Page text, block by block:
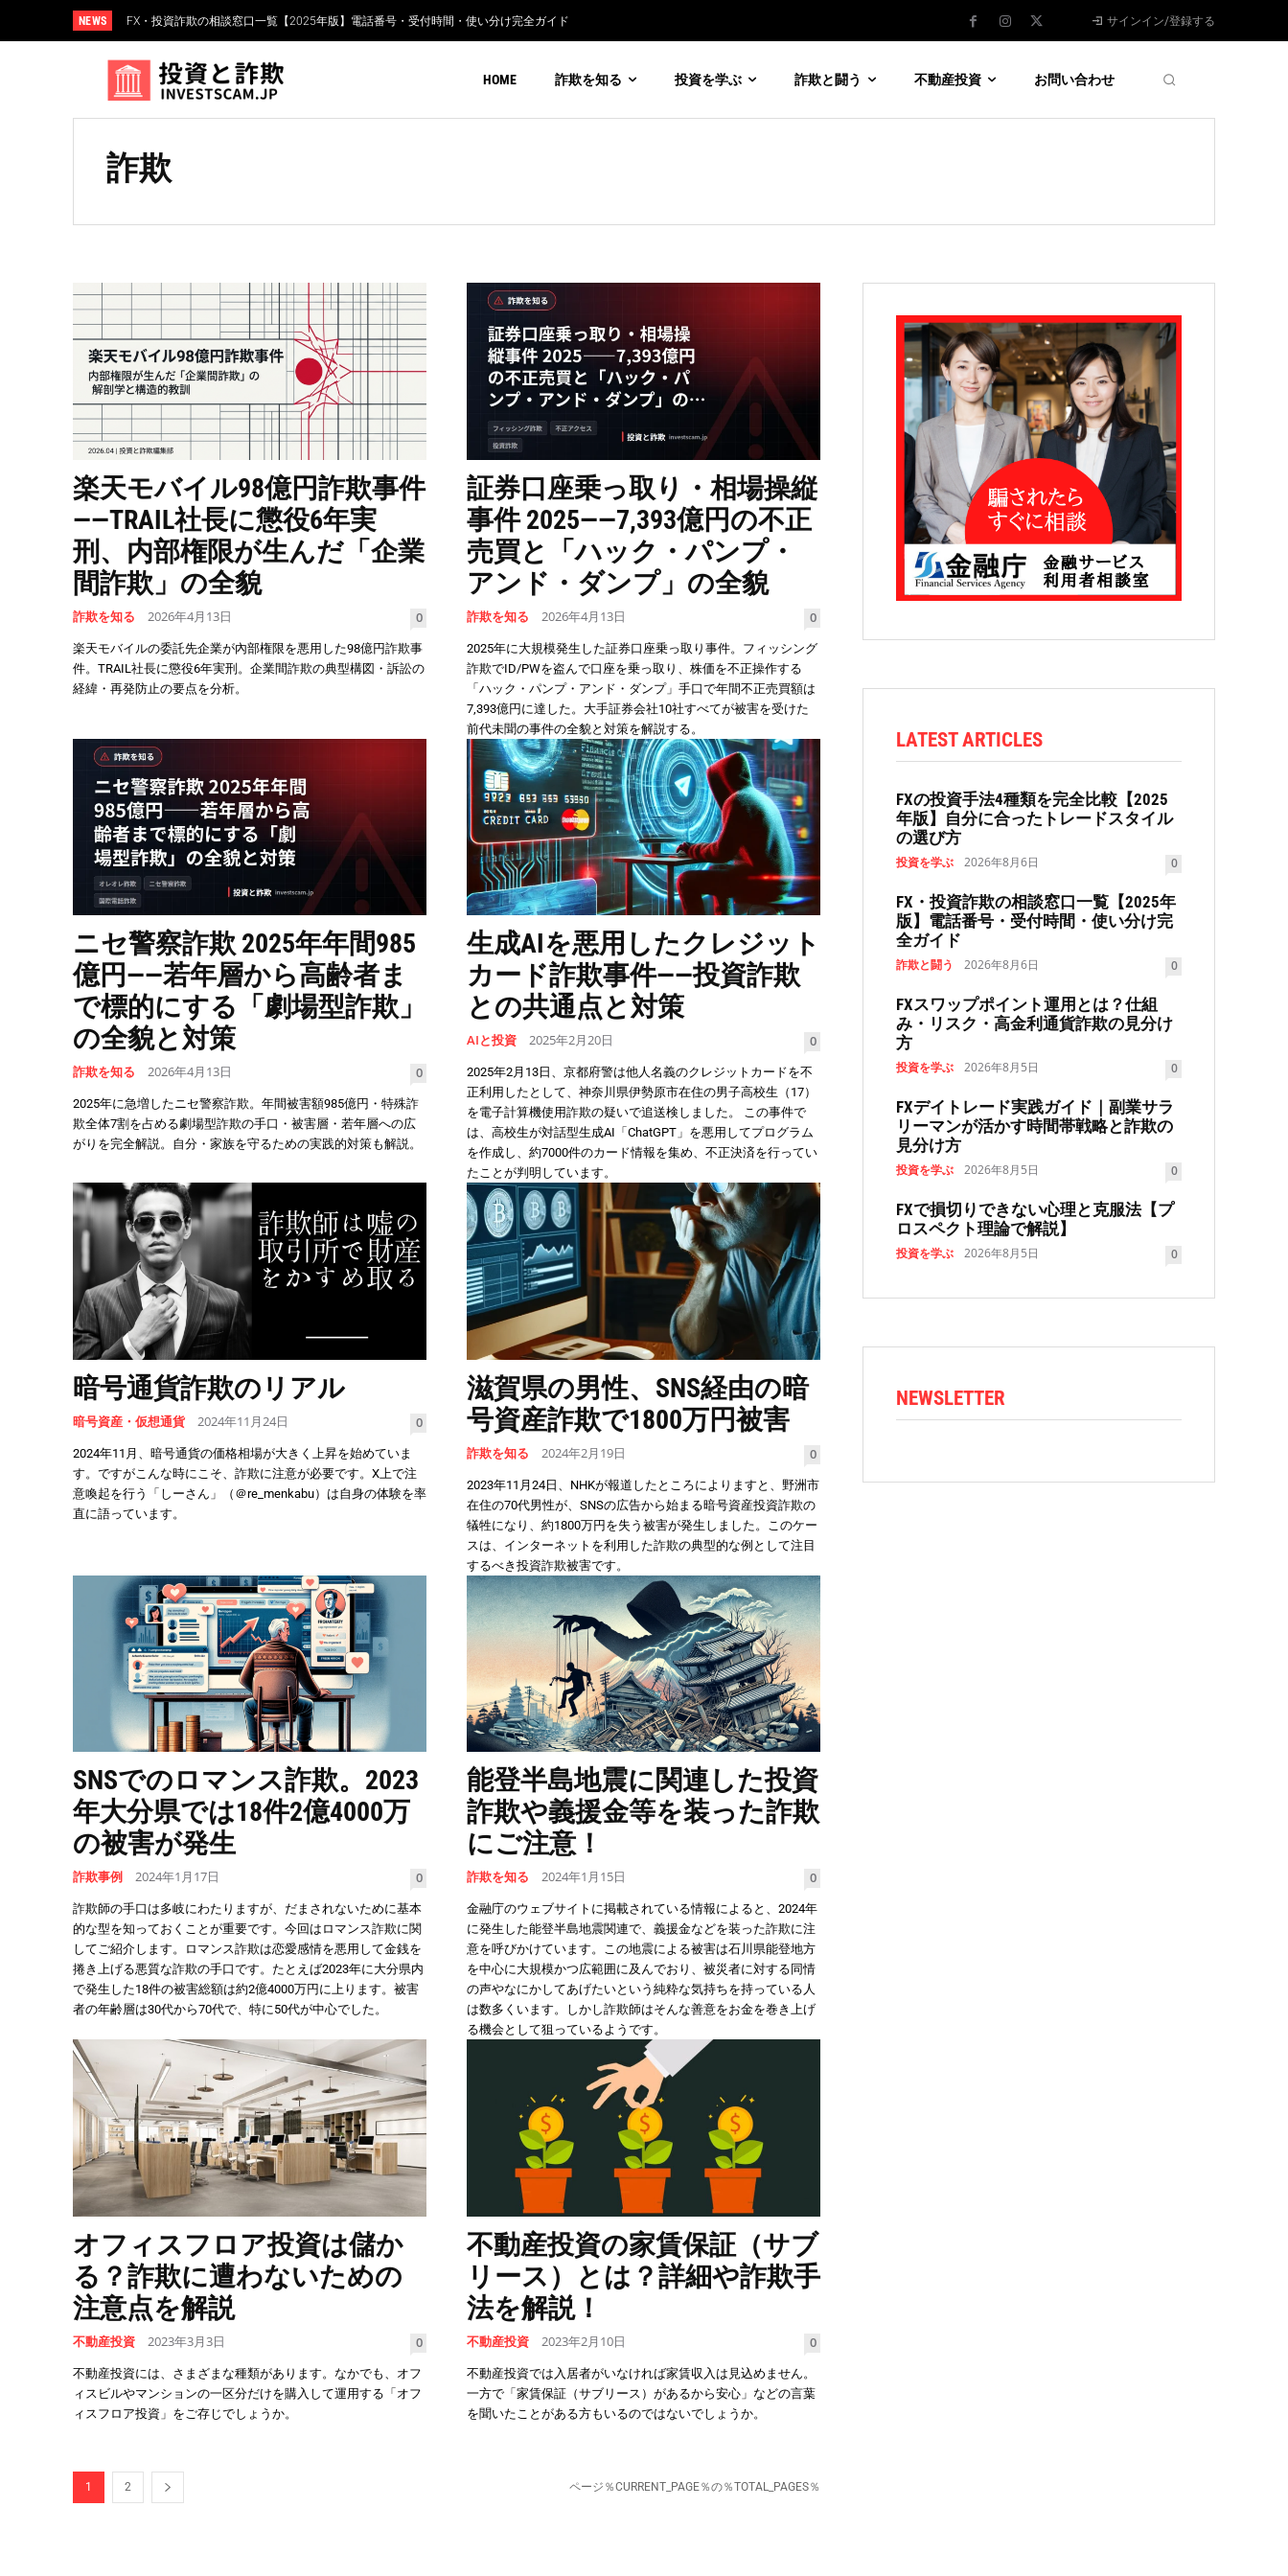
NEWS FX・投資詐欺の相談窓口一覧【2025年版】電話番号・受付時間・使い分け完全ガイド サインイン/登録する
HOME 詐欺を知る 投資を学ぶ 詐欺と闘う 不動産投資 お問い合わせ
詐欺
楽天モバイル98億円詐欺事件
——TRAIL社長に懲役6年実
刑、内部権限が生んだ「企業
間詐欺」の全貌
詐欺を知る 2026年4月13日 0
楽天モバイルの委託先企業が內部権限を悪用した98億円詐欺事
件。TRAIL社長に懲役6年実刑。企業間詐欺の典型構図・訴訟の
経緯・再発防止の要点を分析。
証券口座乗っ取り・相場操縦
事件 2025——7,393億円の不正
売買と「ハック・パンプ・
アンド・ダンプ」の全貌
詐欺を知る 2026年4月13日 0
2025年に大規模発生した証券口座乗っ取り事件。フィッシング
詐欺でID/PWを盗んで口座を乗っ取り、株価を不正操作する
「ハック・パンプ・アンド・ダンプ」手口で年間不正売買額は
7,393億円に達した。大手証券会社10社すべてが被害を受けた
前代未聞の事件の全貌と対策を解説する。
ニセ警察詐欺 2025年年間985
億円——若年層から高齢者ま
で標的にする「劇場型詐欺」
の全貌と対策
詐欺を知る 2026年4月13日 0
2025年に急増したニセ警察詐欺。年間被害額985億円・特殊詐
欺全体7割を占める劇場型詐欺の手口・被害層・若年層への広
がりを完全解説。自分・家族を守るための実践的対策も解説。
生成AIを悪用したクレジット
カード詐欺事件——投資詐欺
との共通点と対策
AIと投資 2025年2月20日 0
2025年2月13日、京都府警は他人名義のクレジットカードを不
正利用したとして、神奈川県伊勢原市在住の男子高校生（17）
を電子計算機使用詐欺の疑いで追送検しました。 この事件で
は、高校生が対話型生成AI「ChatGPT」を悪用してプログラム
を作成し、約7000件のカード情報を集め、不正決済を行ってい
たことが判明しています。
暗号通貨詐欺のリアル
暗号資産・仮想通貨 2024年11月24日 0
2024年11月、暗号通貨の価格相場が大きく上昇を始めていま
す。ですがこんな時にこそ、詐欺に注意が必要です。X上で注
意喚起を行う「しーさん」（＠re_menkabu）は自身の体験を率
直に語っています。
滋賀県の男性、SNS経由の暗
号資産詐欺で1800万円被害
詐欺を知る 2024年2月19日 0
2023年11月24日、NHKが報道したところによりますと、野洲市
在住の70代男性が、SNSの広告から始まる暗号資産投資詐欺の
犠牲になり、約1800万円を失う被害が発生しました。このケー
スは、インターネットを利用した詐欺の典型的な例として注目
するべき投資詐欺被害です。
SNSでのロマンス詐欺。2023
年大分県では18件2億4000万
の被害が発生
詐欺事例 2024年1月17日 0
詐欺師の手口は多岐にわたりますが、だまされないために基本
的な型を知っておくことが重要です。今回はロマンス詐欺に関
してご紹介します。ロマンス詐欺は恋愛感情を悪用して金銭を
捲き上げる悪質な詐欺の手口です。たとえば2023年に大分県内
で発生した18件の被害総額は約2億4000万円に上ります。被害
者の年齢層は30代から70代で、特に50代が中心でした。
能登半島地震に関連した投資
詐欺や義援金等を装った詐欺
にご注意！
詐欺を知る 2024年1月15日 0
金融庁のウェブサイトに掲載されている情報によると、2024年
に発生した能登半島地震関連で、義援金などを装った詐欺に注
意を呼びかけています。この地震による被害は石川県能登地方
を中心に大規模かつ広範囲に及んでおり、被災者に対する同情
の声やなにかしてあげたいという純粋な気持ちを持っている人
は数多くいます。しかし詐欺師はそんな善意をお金を巻き上げ
る機会として狙っているようです。
オフィスフロア投資は儲か
る？詐欺に遭わないための
注意点を解説
不動産投資 2023年3月3日 0
不動産投資には、さまざまな種類があります。なかでも、オフ
ィスビルやマンションの一区分だけを購入して運用する「オフ
ィスフロア投資」をご存じでしょうか。
不動産投資の家賃保証（サブ
リース）とは？詳細や詐欺手
法を解説！
不動産投資 2023年2月10日 0
不動産投資では入居者がいなければ家賃収入は見込めません。
一方で「家賃保証（サブリース）があるから安心」などの言葉
を聞いたことがある方もいるのではないでしょうか。
1 2 ページ％CURRENT_PAGE％の％TOTAL_PAGES％
LATEST ARTICLES
FXの投資手法4種類を完全比較【2025
年版】自分に合ったトレードスタイル
の選び方
投資を学ぶ 2026年8月6日 0
FX・投資詐欺の相談窓口一覧【2025年
版】電話番号・受付時間・使い分け完
全ガイド
詐欺と闘う 2026年8月6日 0
FXスワップポイント運用とは？仕組
み・リスク・高金利通貨詐欺の見分け
方
投資を学ぶ 2026年8月5日 0
FXデイトレード実践ガイド｜副業サラ
リーマンが活かす時間帯戦略と詐欺の
見分け方
投資を学ぶ 2026年8月5日 0
FXで損切りできない心理と克服法【プ
ロスペクト理論で解説】
投資を学ぶ 2026年8月5日 0
NEWSLETTER